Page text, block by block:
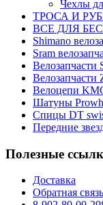
Чехлы
ТРОСА И
ВСЕ ДЛЯ
Shimano
Sram
Велозапчасти
Велозапчасти
Велоцепи
Шатуны
Спицы DT
Передние
Полезные
Доставка
Обратная связь